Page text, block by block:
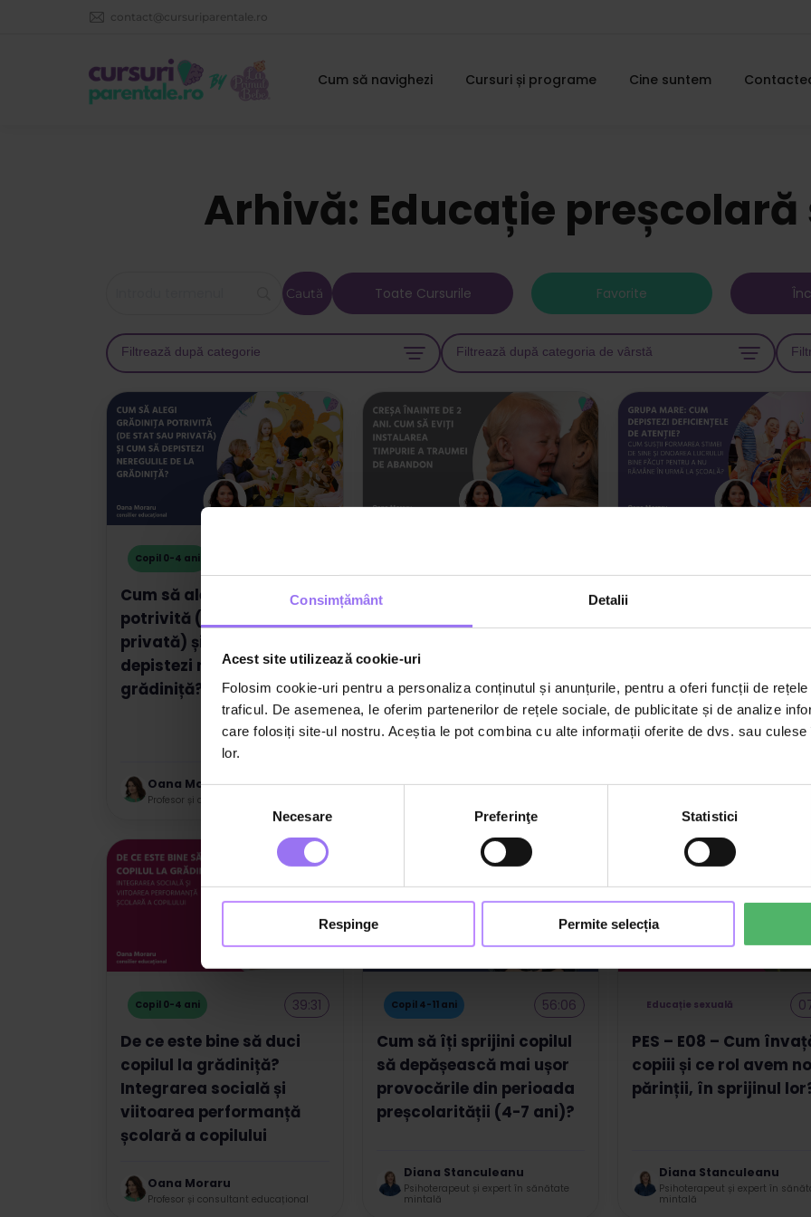
Consimțământ Detalii
Acest site utilizează cookie-uri
Folosim cookie-uri pentru a personaliza conținutul și anunțurile, pentru a oferi funcții de
traficul. De asemenea, le oferim partenerilor de rețele sociale, de publicitate și de analize
care folosiți site-ul nostru. Aceștia le pot combina cu alte informații oferite de dvs. sau
lor.
Selecția
consimțământului
Necesare Preferinţe Statistici
Respinge Permite selecția
contact@cursuriparentale.ro
Cum să navighezi Cursuri și programe Cine suntem
Arhivă: Educație preșcolară
Toate Cursurile Favorite
Filtrează după categorie Filtrează după categoria de vârstă
Copil 0-4 ani
Cum să alegi grădinița
potrivită (de stat sau
privată) și cum să
depistezi neregulile de la
grădiniță?
Oana Moraru
Profesor și consultant educațional
Creșa înainte de 2 ani.
abandon?
Oana Moraru
făcut pentru a nu
în urmă la școală?
Oana Moraru
Copil 0-4 ani 39:31
De ce este bine să duci
copilul la grădiniță?
Integrarea socială și
viitoarea performanță
școlară a copilului
Oana Moraru
Profesor și consultant educațional
Copil 4-11 ani 56:06
Cum să îți sprijini copilul
să depășească mai ușor
provocările din perioada
preșcolarității (4-7 ani)?
Diana Stanculeanu
Psihoterapeut și expert în sănătate
mintală
Educație sexuală
PES – E08 – Cum
copiii și ce rol avem
părinții, în sprijinul
Diana Stanculeanu
Psihoterapeut și expert în
mintală